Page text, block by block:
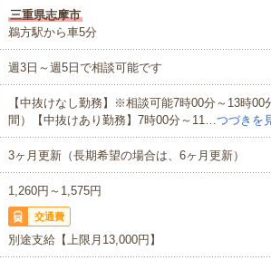
三重県志摩市
鵜方駅から車5分
週3日～週5日で相談可能です
【中抜けなし勤務】※相談可能7時00分～13時
間）【中抜けあり勤務】7時00分～11…つづきを
3ヶ月更新（長期希望の場合は、6ヶ月更新）
1,260円～1,575円
交通費
別途支給【上限月13,000円】